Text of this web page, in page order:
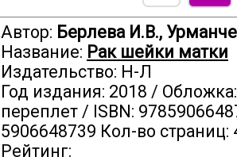
Автор: Берлева И.В.,
Название: Рак шейки матки
Издательство: Н-Л
Год издания: 2018 /
переплет / ISBN:
5906648739 Кол-во страниц:
Рейтинг: